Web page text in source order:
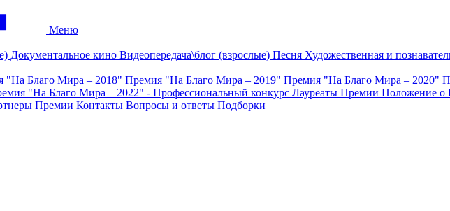
Меню
Документальное кино Видеопередача\блог (взрослые) Песня Художественная и
"На Благо Мира – 2018" Премия "На Благо Мира – 2019" Премия "На Благо Мира – 2020"
"На Благо Мира – 2022" - Профессиональный конкурс Лауреаты Премии Положение о
Премии Контакты Вопросы и ответы Подборки